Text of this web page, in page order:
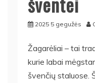
2025 5 gegužės
Žagarėliai – tai
kurie labai
švenčių staluose.